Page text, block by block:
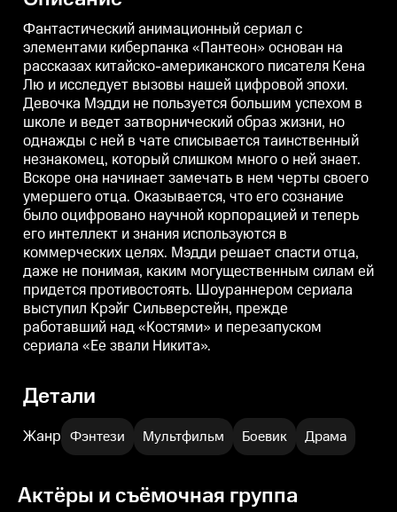
другими ЗС ждёт помощи.
Фантастический анимационный сериал с
элементами киберпанка «Пантеон» основан на
рассказах китайско-американского писателя Кена
Лю и исследует вызовы нашей цифровой эпохи.
Девочка Мэдди не пользуется большим успехом в
школе и ведет затворнический образ жизни, но
однажды с ней в чате списывается таинственный
незнакомец, который слишком много о ней знает.
Вскоре она начинает замечать в нем черты своего
умершего отца. Оказывается, что его сознание
было оцифровано научной корпорацией и теперь
его интеллект и знания используются в
коммерческих целях. Мэдди решает спасти отца,
даже не понимая, каким могущественным силам ей
придется противостоять. Шоураннером сериала
выступил Крэйг Сильверстейн, прежде
работавший над «Костями» и перезапуском
сериала «Ее звали Никита».
Детали
Жанр Фэнтези Мультфильм Боевик Драма
Актёры и съёмочная группа